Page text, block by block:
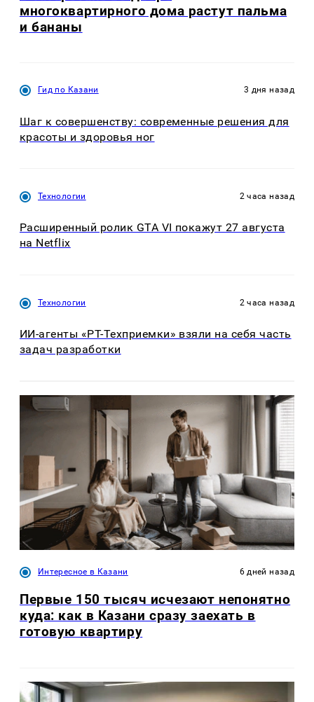
многоквартирного дома растут пальма
и бананы
Гид по Казани 3 дня назад
Шаг к совершенству: современные решения для
красоты и здоровья ног
Технологии 2 часа назад
Расширенный ролик GTA VI покажут 27 августа
на Netflix
Технологии 2 часа назад
ИИ-агенты «РТ-Техприемки» взяли на себя часть
задач разработки
Интересное в Казани 6 дней назад
Первые 150 тысяч исчезают непонятно
куда: как в Казани сразу заехать в
готовую квартиру